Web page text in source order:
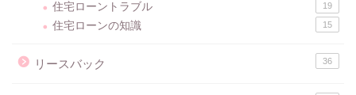
住宅ローントラブル 19
住宅ローンの知識 15
リースバック 36